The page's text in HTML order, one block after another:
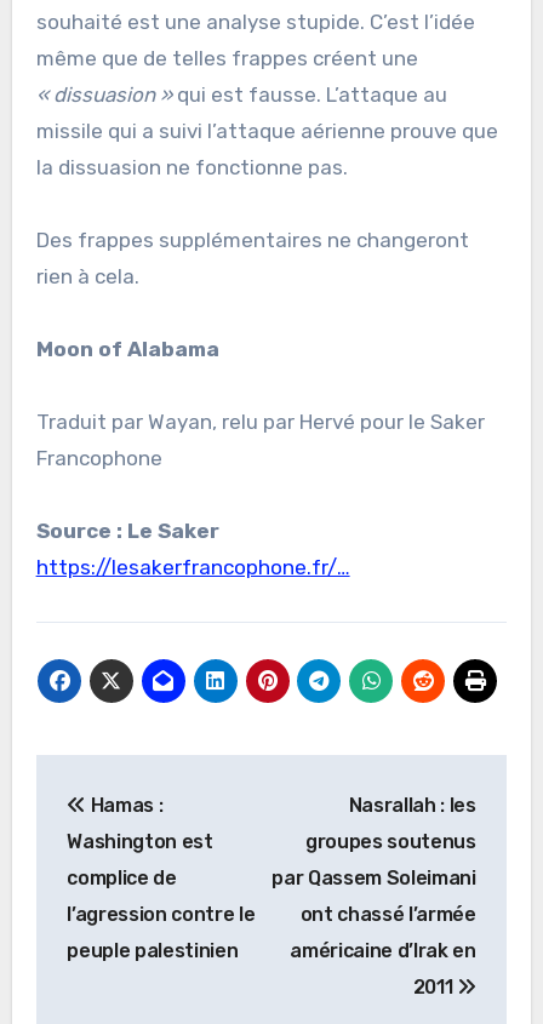
souhaité est une analyse stupide. C’est l’idée
même que de telles frappes créent une
« dissuasion »qui est fausse. L’attaque au
missile qui a suivi l’attaque aérienne prouve que
la dissuasion ne fonctionne pas.
Des frappes supplémentaires ne changeront
rien à cela.
Moon of Alabama
Traduit par Wayan, relu par Hervé pour le Saker
Francophone
Source : Le Saker
https://lesakerfrancophone.fr/…
de
l’article
Hamas :
Washington est
complice de
l’agression contre le
peuple palestinien
Nasrallah : les
groupes soutenus
par Qassem Soleimani
ont chassé l’armée
américaine d’Irak en
2011